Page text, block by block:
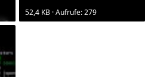
52,4 KB · Aufrufe: 279